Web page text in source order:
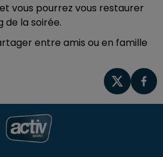
vous pourrez vous restaurer
de la soirée.
entre amis ou en famille